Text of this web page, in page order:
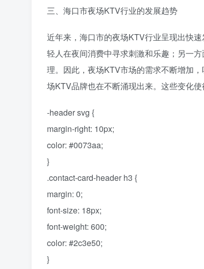
三、海口市夜场KTV行业的发展趋势
近年来，海口市的夜场KTV行业呈现出快
轻人在夜间消费中寻求刺激和乐趣；另一
理。因此，夜场KTV市场的需求不断增加
场KTV品牌也在不断涌现出来。这些变化
-header svg {
margin-right: 10px;
color: #0073aa;
}
.contact-card-header h3 {
margin: 0;
font-size: 18px;
font-weight: 600;
color: #2c3e50;
}